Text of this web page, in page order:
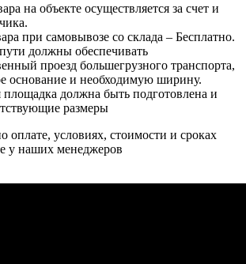
на объекте осуществляется за счет и
при самовывозе со склада – Бесплатно.
должны обеспечивать
проезд большегрузного транспорта,
основание и необходимую ширину.
площадка должна быть подготовлена и
размеры
оплате, условиях, стоимости и сроках
у наших менеджеров